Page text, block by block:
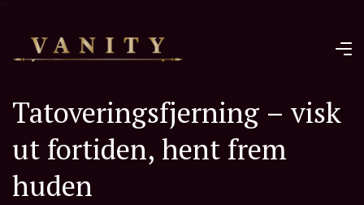
¨
Tatoveringsfjerning – visk
ut fortiden, hent frem
huden